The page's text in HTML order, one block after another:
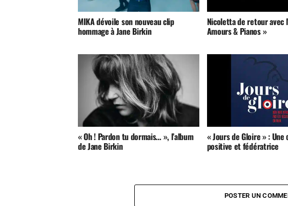
MIKA dévoile son nouveau clip
hommage à Jane Birkin
Nicoletta de retour avec
Amours & Pianos »
« Oh ! Pardon tu dormais… », l’album
de Jane Birkin
« Jours de Gloire » :
positive et fédératrice
POSTER UN